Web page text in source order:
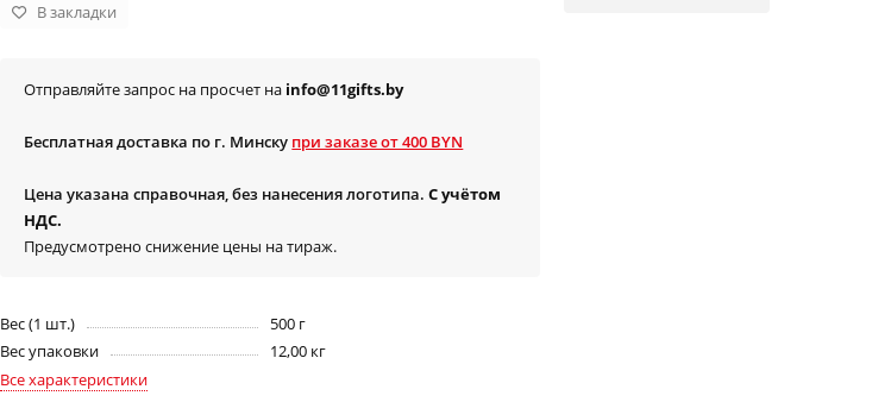
В закладки
Отправляйте запрос на просчет на info@11gifts.by
Бесплатная доставка по г. Минску при заказе от 400 BYN
Цена указана справочная, без нанесения логотипа. С учётом
НДС.
Предусмотрено снижение цены на тираж.
Вес (1 шт.)
500 г
Вес упаковки
12,00 кг
Все характеристики